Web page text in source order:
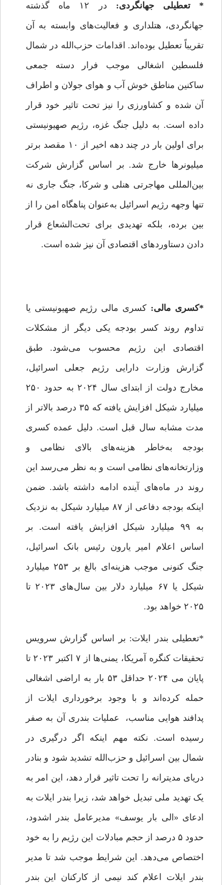
* تعطیلی جهانگردی:
در ۱۲ ماه گذشته
جهانگردی، هتلداری و فعالیت‌های وابسته به آن
تقریباً تعطیل بوده‌اند. اقدامات حزب‌الله در شمال
فلسطین اشغالی موجب فرار دسته جمعی
ساکنین مناطق خوش آب و هوای جولان و اطراف
آن شده و کشاورزی را نیز تحت تاثیر خود قرار
داده است. به دلیل جنگ غزه، رژیم صهیونیستی
برای اولین ‌بار در چند دهه اخیر از ۱۰ مقصد برتر
میلیونرها خارج شد. بر اساس گزارش شرکت
بین‌المللی مهاجرتی هنلی و شرکا، جنگ جاری نه
تنها وجهه رژیم اسرائیل به‌عنوان پناهگاه امن را از
بین برده، بلکه تهدیدی برای تحت‌الشعاع قرار
دادن دستاوردهای اقتصادی آن نیز شده است.
*کسری مالی: کسری مالی رژیم صهیونیستی یا
تداوم روند کسر بودجه یکی دیگر از مشکلات
اقتصادی این رژیم محسوب می‌شود. طبق
گزارش وزارت دارایی رژیم جعلی اسرائیل،
مخارج دولت از ابتدای سال ۲۰۲۴ به حدود ۲۵۰
میلیارد شیکل افزایش یافته که ۳۵ درصد بالاتر از
مدت مشابه سال قبل است. دلیل عمده کسری
بودجه به‌خاطر هزینه‌های بالای نظامی و
وزارتخانه‌های نظامی است و به نظر می‌رسد این
روند در ماه‌های آینده ادامه‌ داشته باشد. ضمن
اینکه بودجه دفاعی از ۸۷ میلیارد شیکل به نزدیک
به ۹۹ میلیارد شیکل افزایش یافته است. بر
اساس اعلام امیر یارون رئیس بانک اسرائیل،
جنگ کنونی موجب هزینه‌ای بالغ بر ۲۵۳ میلیارد
شیکل یا ۶۷ میلیارد دلار بین سال‌های ۲۰۲۳ تا
۲۰۲۵ خواهد بود.
*تعطیلی بندر ایلات: بر اساس گزارش سرویس
تحقیقات کنگره آمریکا، یمنی‌ها از ۷ اکتبر ۲۰۲۳ تا
پایان می ۲۰۲۴ حداقل ۵۳ بار به اراضی اشغالی
حمله کرده‌اند و با وجود برخورداری ایلات از
پدافند هوایی مناسب، عملیات بندری آن به صفر
رسیده است. نکته مهم اینکه اگر درگیری در
شمال بین اسرائیل و حزب‌الله تشدید شود و بنادر
دریای مدیترانه را تحت تاثیر قرار دهد، این امر به
یک تهدید ملی تبدیل خواهد شد، زیرا بندر ایلات به
ادعای «الی بار یوسف» مدیرعامل بندر اشدود،
حدود ۵ درصد از حجم مبادلات این رژیم را به خود
اختصاص می‌دهد. این شرایط موجب شد تا مدیر
بندر ایلات اعلام کند نیمی از کارکنان این بندر